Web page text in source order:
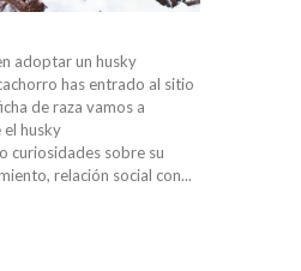
adoptar un husky
has entrado al sitio
de raza vamos a
husky
curiosidades sobre su
relación social con...